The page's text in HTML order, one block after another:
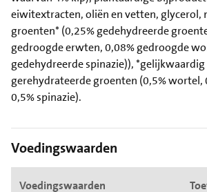
eiwitextracten, oliën en vetten, glycerol,
groenten* (0,25% gedehydreerde
gedroogde erwten, 0,08% gedroogde
gedehydreerde spinazie)), *gelijkwaardig
gerehydrateerde groenten (0,5% wortel,
0,5% spinazie).
Voedingswaarden
Voedingswaarden